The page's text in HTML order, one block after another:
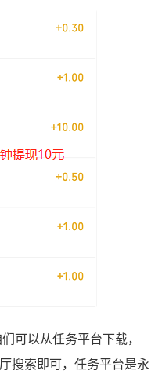
可以从任务平台下载，
搜索即可，任务平台是永